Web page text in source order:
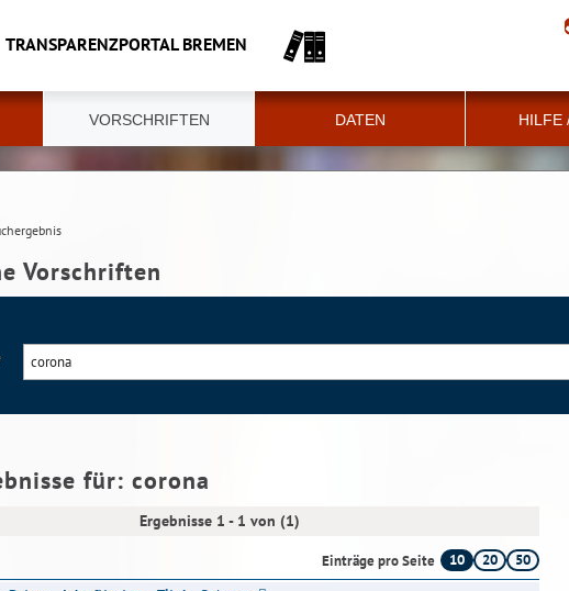
TRANSPARENZPORTAL BREMEN
VORSCHRIFTEN DATEN HILFE
Vorschriften
für: corona
Ergebnisse 1 - 1 von (1)
Einträge pro Seite 10 20
50